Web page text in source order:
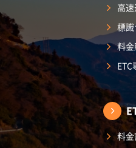
高
標
料
料